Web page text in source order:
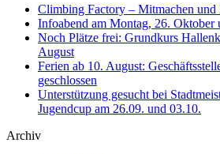
Climbing Factory – Mitmachen und
Infoabend am Montag, 26. Oktober
Noch Plätze frei: Grundkurs
August
Ferien ab 10. August:
geschlossen
Unterstützung gesucht bei
Jugendcup am 26.09. und 03.10.
Archiv